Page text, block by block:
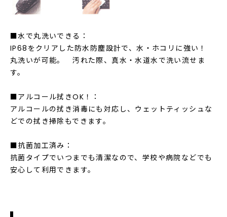
■水で丸洗いできる：
IP68をクリアした防水防塵設計で、水・ホコリに強い！
丸洗いが可能。 汚れた際、真水・水道水で洗い流せま
す。
■アルコール拭きOK！：
アルコールの拭き消毒にも対応し、ウェットティッシュな
どでの拭き掃除もできます。
■抗菌加工済み：
抗菌タイプでいつまでも清潔なので、学校や病院などでも
安心して利用できます。